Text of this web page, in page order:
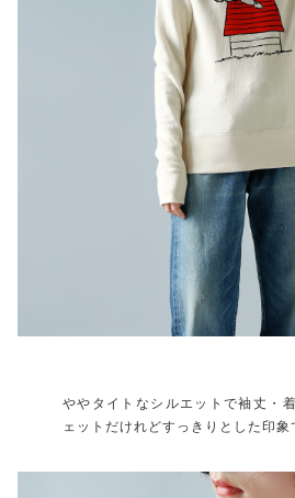
ややタイトなシルエットで袖丈・
ェットだけれどすっきりとした印象